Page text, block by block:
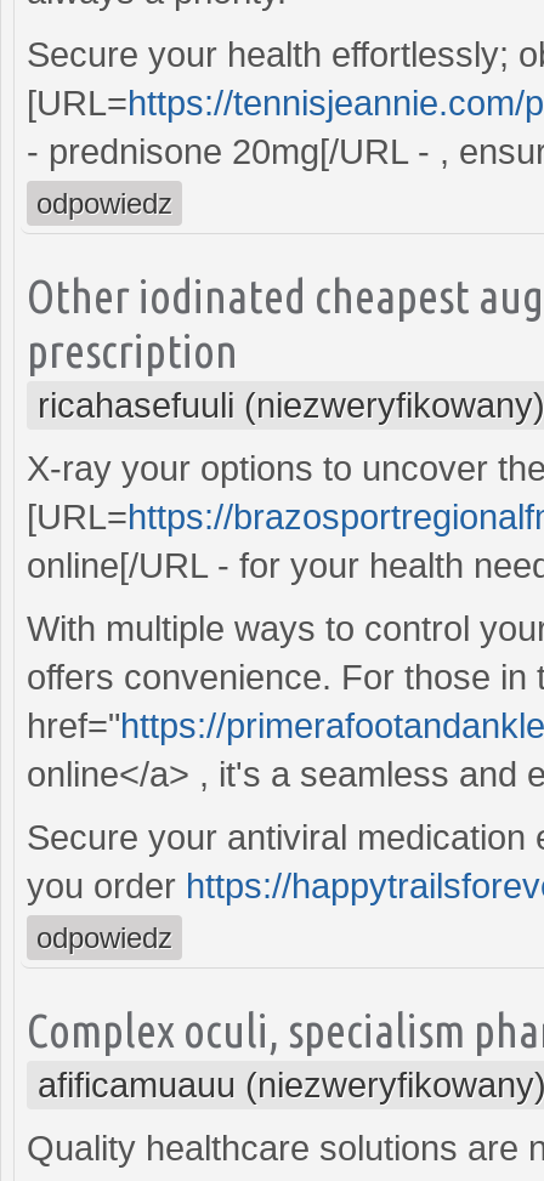
Secure your health effortlessly;
[URL=https://tennisjeannie.com/
- prednisone 20mg[/URL - ,
odpowiedz
Other iodinated cheapest
prescription
ricahasefuuli (niezweryfikowany)
X-ray your options to uncover
[URL=https://
online[/URL - for your health
With multiple ways to control
offers convenience. For those in
href="https://
online</a> , it's a seamless and
Secure your antiviral
you order https://
odpowiedz
Complex oculi, specialism
afificamuauu
Quality healthcare solutions are